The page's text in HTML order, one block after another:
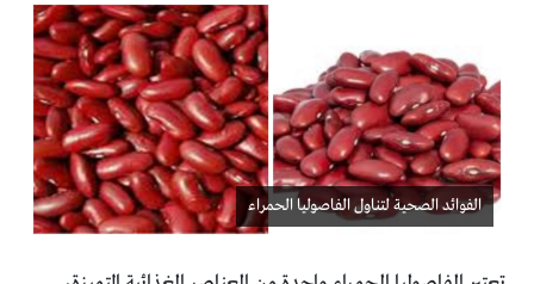
الفوائد الصحية لتناول الفاصوليا الحمراء